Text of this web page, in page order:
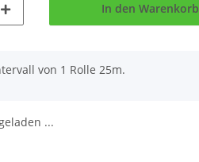
In den Warenkorb
von 1 Rolle 25m.
...